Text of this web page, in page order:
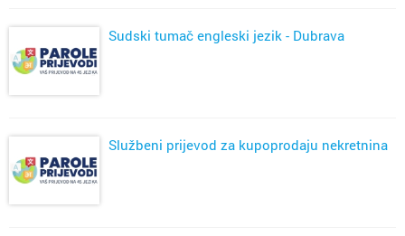
Sudski tumač engleski jezik - Dubrava
Službeni prijevod za kupoprodaju nekretnina